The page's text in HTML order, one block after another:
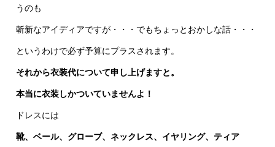
うのも
斬新なアイディアですが・・・でもちょっとおかしな話・・・
というわけで必ず予算にプラスされます。
それから衣装代について申し上げますと。
本当に衣装しかついていませんよ！
ドレスには
靴、ベール、グローブ、ネックレス、イヤリング、ティア